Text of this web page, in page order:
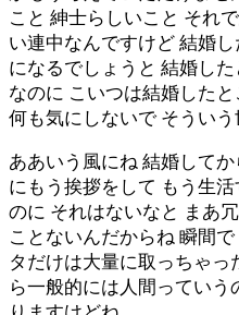
こと 紳士らしいこと それ
い連中なんですけど 結婚
になるでしょうと 結婚し
なのに こいつは結婚した
何も気にしないで そういう
ああいう風にね 結婚して
にもう挨拶をして もう生
のに それはないなと まあ
ことないんだからね 瞬間
タだけは大量に取っちゃ
ら一般的には人間ってい